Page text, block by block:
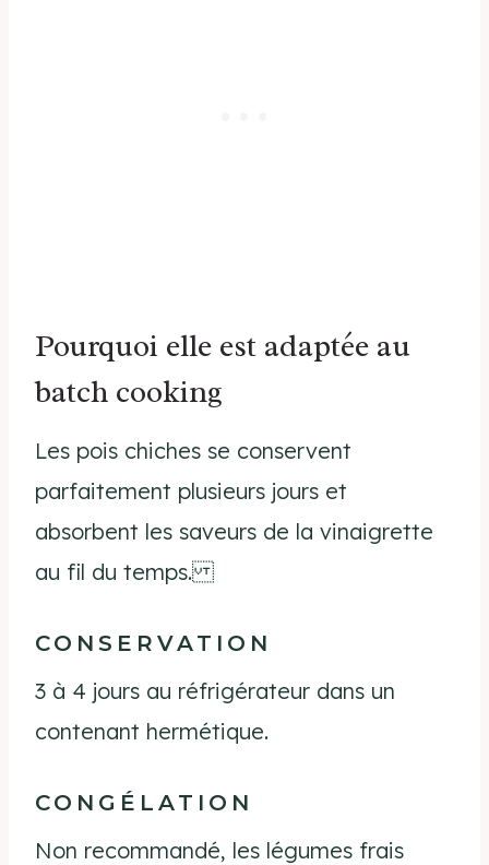
Pourquoi elle est adaptée au
batch cooking
Les pois chiches se conservent
parfaitement plusieurs jours et
absorbent les saveurs de la vinaigrette
au fil du temps.
CONSERVATION
3 à 4 jours au réfrigérateur dans un
contenant hermétique.
CONGÉLATION
Non recommandé, les légumes frais